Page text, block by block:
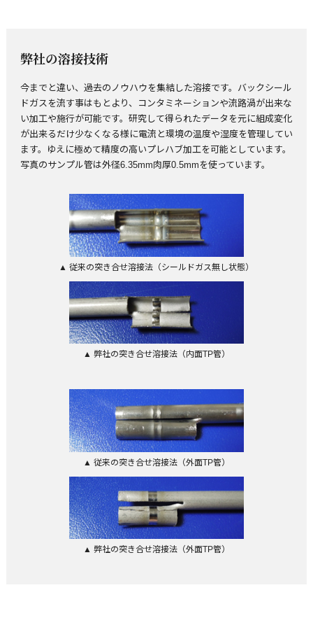
弊社の溶接技術
今までと違い、過去のノウハウを集結した溶接です。バックシール
ドガスを流す事はもとより、コンタミネーションや流路渦が出来な
い加工や施行が可能です。研究して得られたデータを元に組成変化
が出来るだけ少なくなる様に電流と環境の温度や湿度を管理してい
ます。ゆえに極めて精度の高いプレハブ加工を可能としています。
写真のサンプル管は外径6.35mm肉厚0.5mmを使っています。
▲ 従来の突き合せ溶接法（シールドガス無し状態）
▲ 弊社の突き合せ溶接法（内面TP管）
▲ 従来の突き合せ溶接法（外面TP管）
▲ 弊社の突き合せ溶接法（外面TP管）